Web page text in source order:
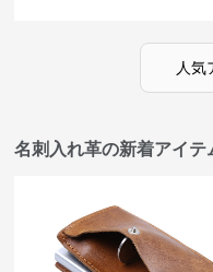
人気
名刺入れ革の新着アイテ